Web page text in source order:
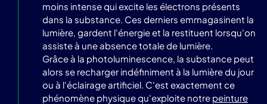
moins intense qui excite les électrons présents
dans la substance. Ces derniers emmagasinent la
lumière, gardent l'énergie et la restituent lorsqu'on
assiste à une absence totale de lumière.
Grâce à la photoluminescence, la substance peut
alors se recharger indéfiniment à la lumière du jour
ou à l'éclairage artificiel. C'est exactement ce
phénomène physique qu'exploite notre peinture